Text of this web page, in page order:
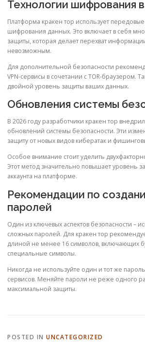
Технологии шифрования
Платформа кракен тор использует
шифрования данных. Это включает в себя
защиты, которая делает перехват
невозможным.
Для дополнительной безопасности
VPN-сервисы в сочетании с TOR-браузером.
двойной уровень защиты ваших данных.
Обновления системы
В 2026 году разработчики кракен тор
обновлений системы безопасности. Эти
защиту от новых видов кибератак и
Особое внимание стоит уделить
Этот метод значительно повышает уровень
аккаунта на платформе.
Рекомендации по
паролей
Один из ключевых аспектов безопасности –
сложных паролей. Для кракен тор
длиной не менее 16 символов, включающих
специальные символы.
Никогда не используйте один и тот же
сервисов. Меняйте пароли не реже одного
максимальной защиты.
POSTED IN UNCATEGORIZED